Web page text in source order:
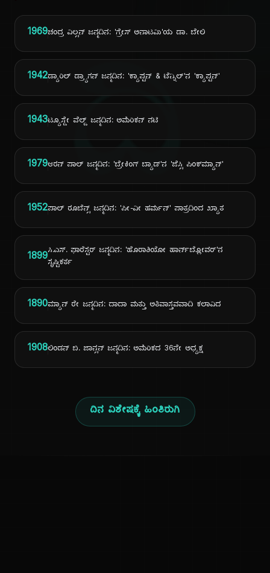
ದಿ
1969ಚಂದ್ರ ವಿಲ್ಸನ್ ಜನ್ಮದಿನ: 'ಗ್ರೇಸ್ ಅನಾಟಮಿ'ಯ ಡಾ. ಬೇಲಿ
1942ಡ್ಯಾರಿಲ್ ಡ್ರ್ಯಾಗನ್ ಜನ್ಮದಿನ: 'ಕ್ಯಾಪ್ಟನ್ & ಟೆನ್ನಿಲ್'ನ 'ಕ್ಯಾಪ್ಟನ್'
1943ಟ್ಯೂಸ್ಡೇ ವೆಲ್ಡ್ ಜನ್ಮದಿನ: ಅಮೆರಿಕನ್ ನಟಿ
1979ಆರನ್ ಪಾಲ್ ಜನ್ಮದಿನ: 'ಬ್ರೇಕಿಂಗ್ ಬ್ಯಾಡ್'ನ 'ಜೆಸ್ಸಿ ಪಿಂಕ್‌ಮ್ಯಾನ್'
1952ಪಾಲ್ ರೂಬೆನ್ಸ್ ಜನ್ಮದಿನ: 'ಪೀ-ವೀ ಹರ್ಮನ್' ಪಾತ್ರದಿಂದ ಖ್ಯಾತ
1899ಸಿ.ಎಸ್. ಫಾರೆಸ್ಟರ್ ಜನ್ಮದಿನ: 'ಹೊರಾಶಿಯೋ ಹಾರ್ನ್‌ಬ್ಲೋವರ್'ನ
ಸೃಷ್ಟಿಕರ್ತ
1890ಮ್ಯಾನ್ ರೇ ಜನ್ಮದಿನ: ದಾದಾ ಮತ್ತು ಅತಿವಾಸ್ತವವಾದಿ ಕಲಾವಿದ
1908ಲಿಂಡನ್ ಬಿ. ಜಾನ್ಸನ್ ಜನ್ಮದಿನ: ಅಮೆರಿಕದ 36ನೇ ಅಧ್ಯಕ್ಷ
ದಿನ ವಿಶೇಷಕ್ಕೆ ಹಿಂತಿರುಗಿ